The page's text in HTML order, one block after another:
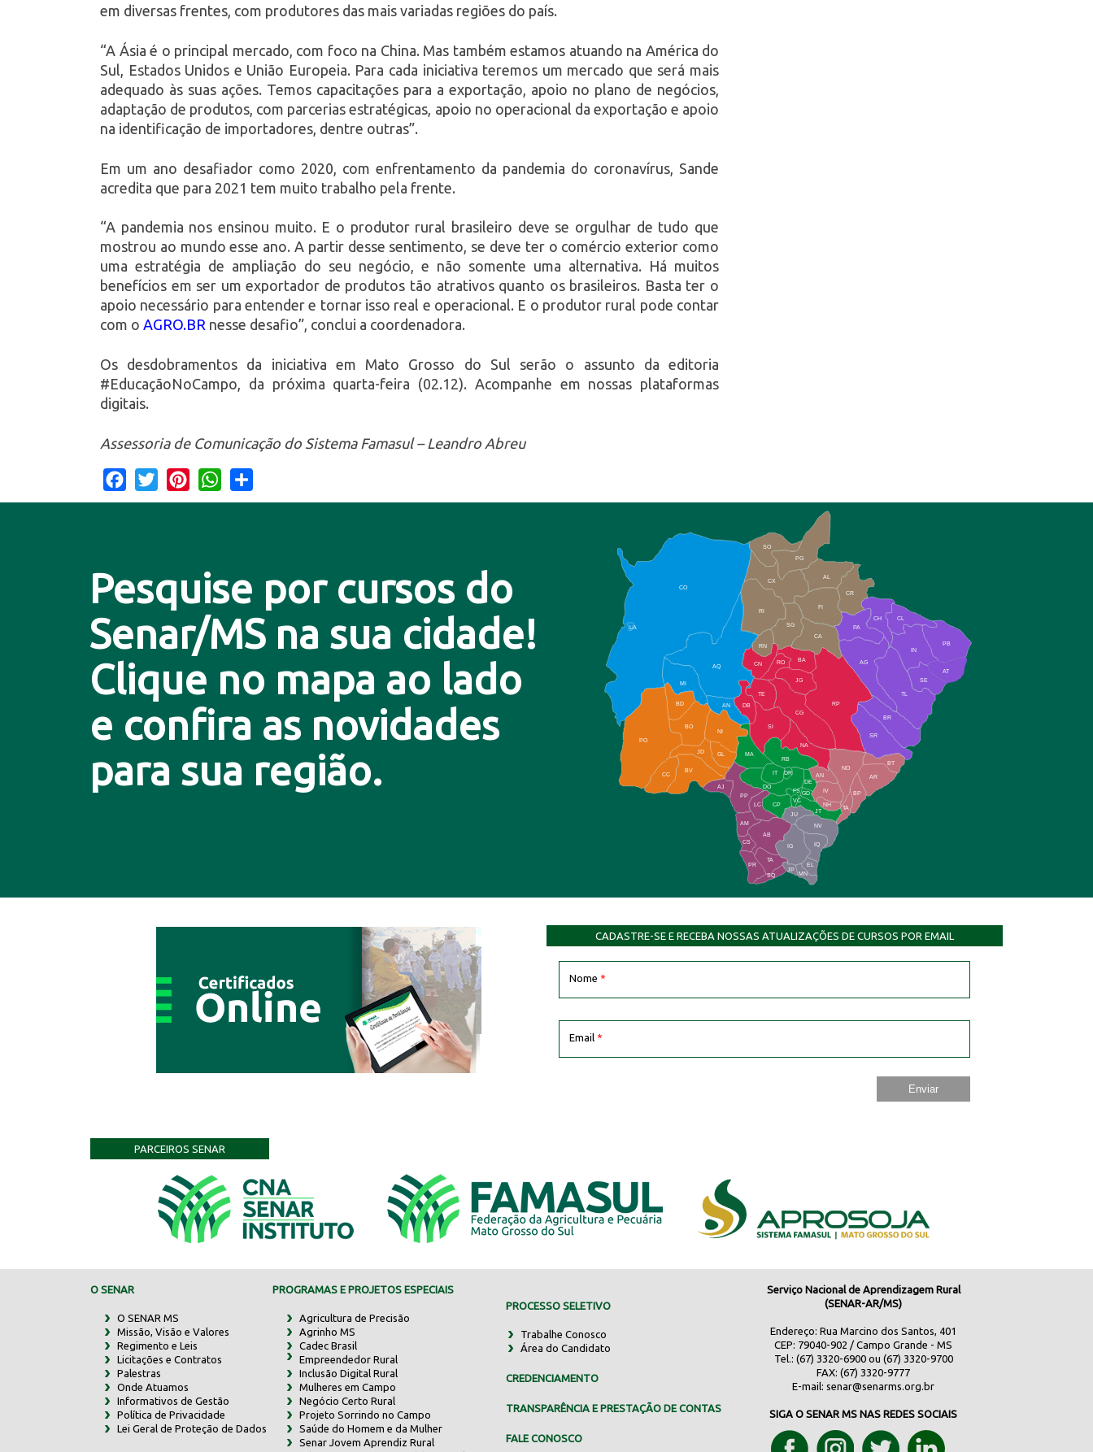
em diversas frentes, com produtores das mais variadas regiões do país.
“A Ásia é o principal mercado, com foco na China. Mas também estamos atuando na América do
Sul, Estados Unidos e União Europeia. Para cada iniciativa teremos um mercado que será mais
adequado às suas ações. Temos capacitações para a exportação, apoio no plano de negócios,
adaptação de produtos, com parcerias estratégicas, apoio no operacional da exportação e apoio
na identificação de importadores, dentre outras”.
Em um ano desafiador como 2020, com enfrentamento da pandemia do coronavírus, Sande
acredita que para 2021 tem muito trabalho pela frente.
“A pandemia nos ensinou muito. E o produtor rural brasileiro deve se orgulhar de tudo que
mostrou ao mundo esse ano. A partir desse sentimento, se deve ter o comércio exterior como
uma estratégia de ampliação do seu negócio, e não somente uma alternativa. Há muitos
benefícios em ser um exportador de produtos tão atrativos quanto os brasileiros. Basta ter o
apoio necessário para entender e tornar isso real e operacional. E o produtor rural pode contar
com o AGRO.BR nesse desafio”, conclui a coordenadora.
Os desdobramentos da iniciativa em Mato Grosso do Sul serão o assunto da editoria
#EducaçãoNoCampo, da próxima quarta-feira (02.12). Acompanhe em nossas plataformas
digitais.
Assessoria de Comunicação do Sistema Famasul – Leandro Abreu
Facebook
Twitter PinterestWhatsApp
Pesquise por cursos do
Senar/MS na sua cidade!
Clique no mapa ao lado
e confira as novidades
para sua região.
CO
AQ
MI
AN
CX
RI
AL
CR
FI
SG
BA
CA
PA
CH CL
PB
SE
TL
AG
BR
SR
BT
AR
RP
RO
JG
CG
SI
NA
TA
NH
JT
RB
MA
IT
DR
DO
CP
JU
NV
IQ
EL
BD
BO
NI
JD
PO
BV
CC
PP
AJ
LC
AM
AB
JP
DB
TE
CS
PR
TA
SQ
IG
MN
IN
NO
BP
RN
CN
GL
AN
IV
FS
VC
GD
DE
AT
PG
SO
LA
CADASTRE-SE E RECEBA NOSSAS ATUALIZAÇÕES DE CURSOS POR EMAIL
Nome *
Email *
PARCEIROS SENAR
O SENAR
O SENAR MS
Missão, Visão e Valores
Regimento e Leis
Licitações e Contratos
Palestras
Onde Atuamos
Informativos de Gestão
Política de Privacidade
Lei Geral de Proteção de Dados
PROGRAMAS E PROJETOS ESPECIAIS
Agricultura de Precisão
Agrinho MS
Cadec Brasil
Empreendedor Rural
Inclusão Digital Rural
Mulheres em Campo
Negócio Certo Rural
Projeto Sorrindo no Campo
Saúde do Homem e da Mulher
Senar Jovem Aprendiz Rural
PROCESSO SELETIVO
Trabalhe Conosco
Área do Candidato
CREDENCIAMENTO
TRANSPARÊNCIA E PRESTAÇÃO DE CONTAS
FALE CONOSCO
Serviço Nacional de Aprendizagem Rural
(SENAR-AR/MS)
Endereço: Rua Marcino dos Santos, 401
CEP: 79040-902 / Campo Grande - MS
Tel.: (67) 3320-6900 ou (67) 3320-9700
FAX: (67) 3320-9777
E-mail:senar@senarms.org.br
SIGA O SENAR MS NAS REDES SOCIAIS